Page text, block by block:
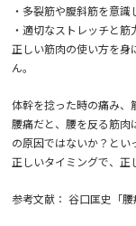
・多裂筋や腹斜筋を意
・適切なストレッチと筋
正しい筋肉の使い方を身
ん。
体幹を捻った時の痛み、
腰痛だと、腰を反る筋肉
の原因ではないか？とい
正しいタイミングで、正
参考文献： 谷口匡史「